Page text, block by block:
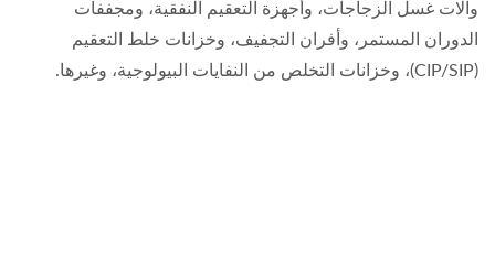
وآلات غسل الزجاجات، وأجهزة التعقيم النفقية، ومجففات
الدوران المستمر، وأفران التجفيف، وخزانات خلط التعقيم
(CIP/SIP)، وخزانات التخلص من النفايات البيولوجية، وغيرها.